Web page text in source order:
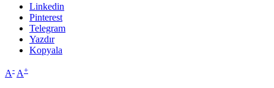
Linkedin
Pinterest
Telegram
Yazdır
Kopyala
A- A+